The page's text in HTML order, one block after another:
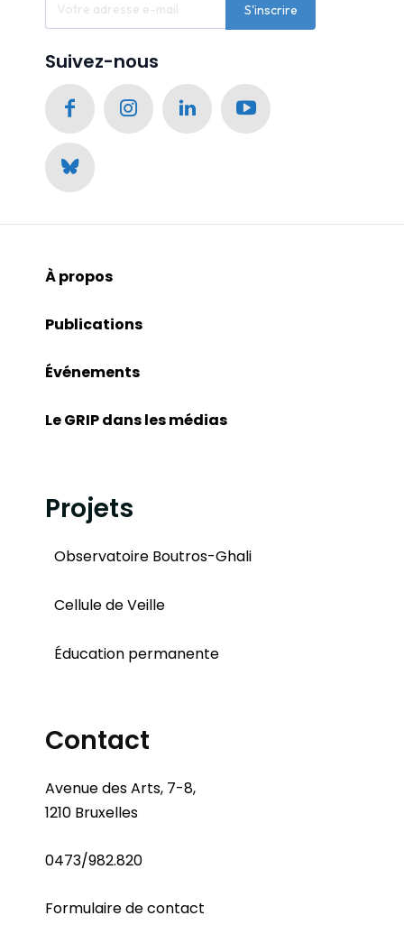
S'inscrire
Suivez-nous
À propos
Publications
Événements
Le GRIP dans les médias
Projets
Observatoire Boutros-Ghali
Cellule de Veille
Éducation permanente
Contact
Avenue des Arts, 7-8,
1210 Bruxelles
0473/982.820
Formulaire de contact